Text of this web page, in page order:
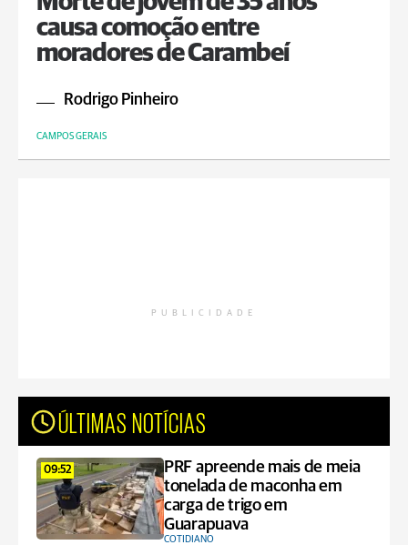
causa comoção entre
moradores de Carambeí
Rodrigo Pinheiro
CAMPOS GERAIS
PUBLICIDADE
ÚLTIMAS NOTÍCIAS
09:52
PRF apreende mais de meia
tonelada de maconha em
carga de trigo em
Guarapuava
COTIDIANO